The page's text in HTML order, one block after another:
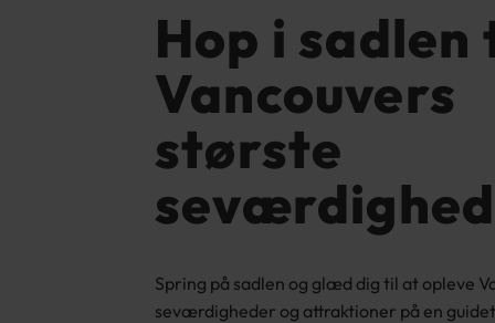
Hop i sadlen
Vancouvers
største
Spring på sadlen og glæd dig til at opleve
seværdigheder og attraktioner på en